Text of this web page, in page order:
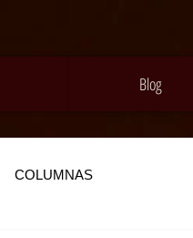
Blog
COLUMNAS